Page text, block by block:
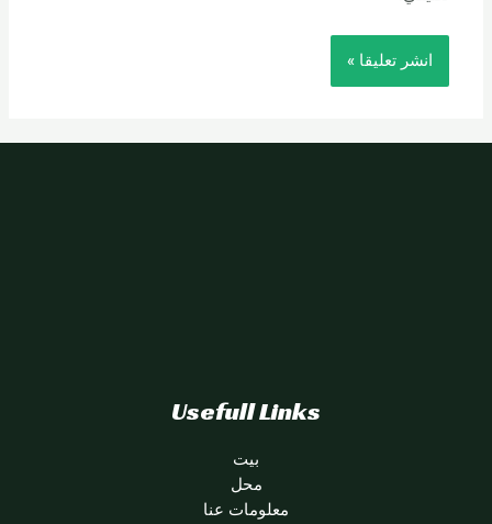
Usefull Links
بيت
محل
معلومات عنا